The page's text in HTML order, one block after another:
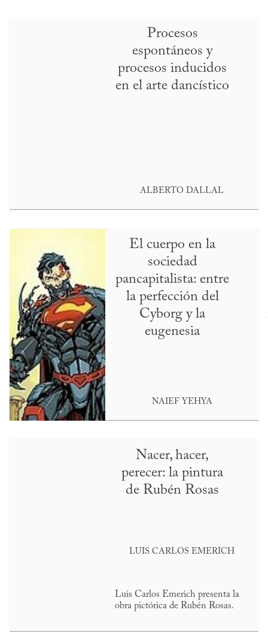
Procesos
espontáneos y
procesos inducidos
en el arte dancístico
ALBERTO DALLAL
El cuerpo en la
sociedad
pancapitalista: entre
la perfección del
Cyborg y la
eugenesia
NAIEF YEHYA
Nacer, hacer,
perecer: la pintura
de Rubén Rosas
LUIS CARLOS EMERICH
Luis Carlos Emerich presenta la
obra pictórica de Rubén Rosas.